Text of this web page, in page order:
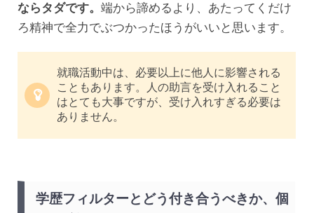
ならタダです。 端から諦めるより、あたってくだけ
ろ精神で全力でぶつかったほうがいいと思います。
就職活動中は、必要以上に他人に影響される
こともあります。人の助言を受け入れること
はとても大事ですが、受け入れすぎる必要は
ありません。
学歴フィルターとどう付き合うべきか、個